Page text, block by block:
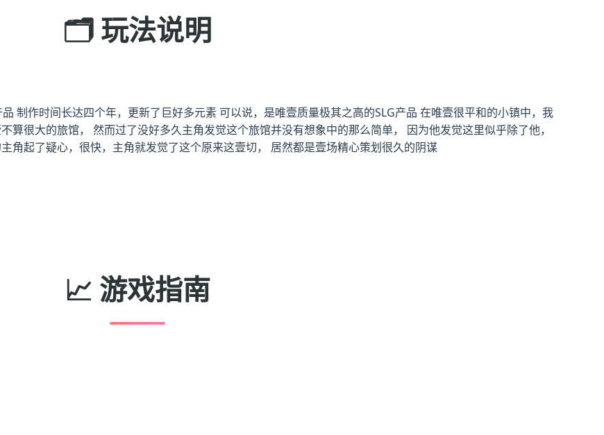
🗂️ 玩法说明
制作时间长达四个年，更新了巨好多元素 可以说，是唯壹质量极其之高的SLG产品 在唯壹很平和的小镇中，我
算很大的旅馆， 然而过了没好多久主角发觉这个旅馆并没有想象中的那么简单， 因为他发觉这里似乎除了他，
角起了疑心，很快，主角就发觉了这个原来这壹切， 居然都是壹场精心策划很久的阴谋
📈 游戏指南